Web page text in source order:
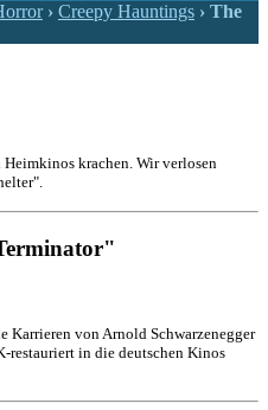
› Creepy Hauntings › The
Heimkinos krachen. Wir verlosen
Karrieren von Arnold Schwarzenegger
restauriert in die deutschen Kinos